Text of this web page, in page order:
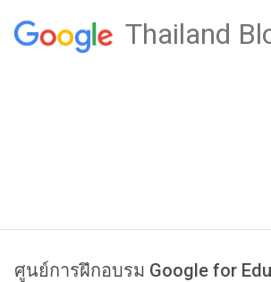
Thailand
ศูนย์การฝึกอบรม Google for